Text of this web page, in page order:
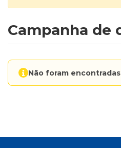
Campanha de
Não foram